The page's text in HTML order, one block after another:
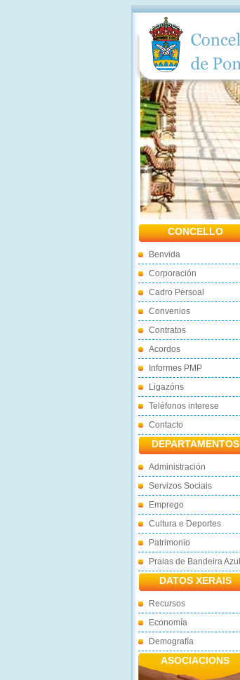
CONCELLO
Benvida
Corporación
Cadro Persoal
Convenios
Contratos
Acordos
Informes PMP
Ligazóns
Teléfonos interese
Contacto
DEPARTAMENTOS
Administración
Servizos Sociais
Emprego
Cultura e Deportes
Patrimonio
Praias de Bandeira Azul
DATOS XERAIS
Recursos
Economía
Demografía
ASOCIACIONS